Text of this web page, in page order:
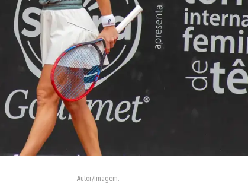
Autor/Imagem: